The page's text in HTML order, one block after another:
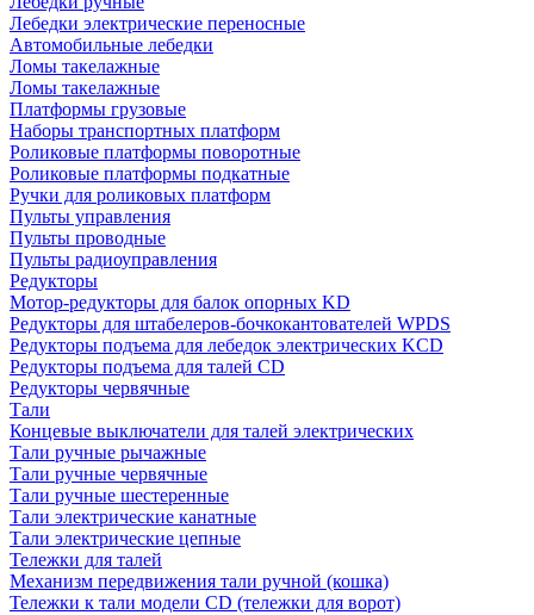
Лебедки электрические переносные
Автомобильные лебедки
Ломы такелажные
Ломы такелажные
Платформы грузовые
Наборы транспортных платформ
Роликовые платформы поворотные
Роликовые платформы подкатные
Ручки для роликовых платформ
Пульты управления
Пульты проводные
Пульты радиоуправления
Редукторы
Мотор-редукторы для балок опорных KD
Редукторы для штабелеров-бочкокантователей WPDS
Редукторы подъема для лебедок электрических KCD
Редукторы подъема для талей CD
Редукторы червячные
Тали
Концевые выключатели для талей электрических
Тали ручные рычажные
Тали ручные червячные
Тали ручные шестеренные
Тали электрические канатные
Тали электрические цепные
Тележки для талей
Механизм передвижения тали ручной (кошка)
Тележки к тали модели CD (тележки для ворот)